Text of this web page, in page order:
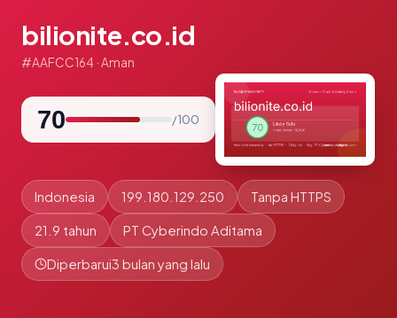
bilionite.co.id
#AAFCC164 · Aman
70 / 100
Indonesia 199.180.129.250 Tanpa HTTPS
21.9 tahun PT Cyberindo Aditama
Diperbarui3 bulan yang lalu